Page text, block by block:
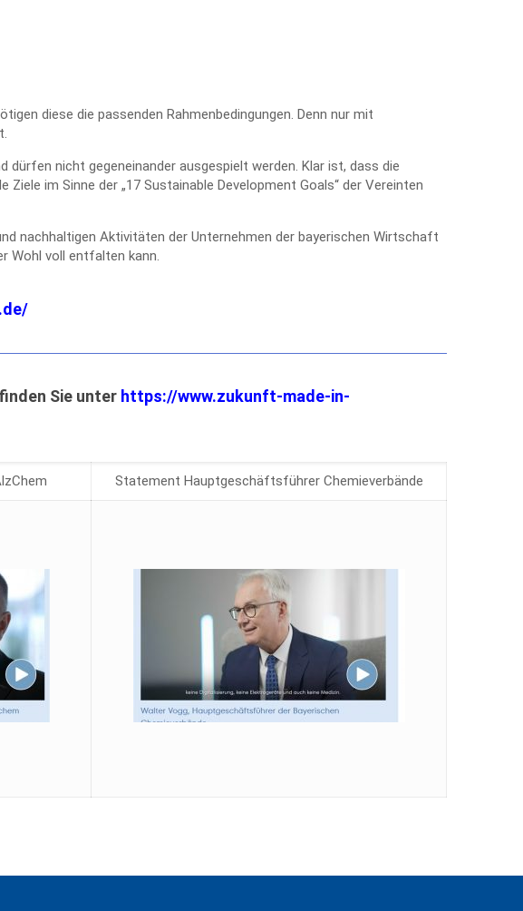
diese die passenden Rahmenbedingungen. Denn nur mit
dürfen nicht gegeneinander ausgespielt werden. Klar ist, dass die
im Sinne der „17 Sustainable Development Goals“ der Vereinten
nachhaltigen Aktivitäten der Unternehmen der bayerischen Wirtschaft
Wohl voll entfalten kann.
Sie unter https://www.zukunft-made-in-
Statement Hauptgeschäftsführer Chemieverbände